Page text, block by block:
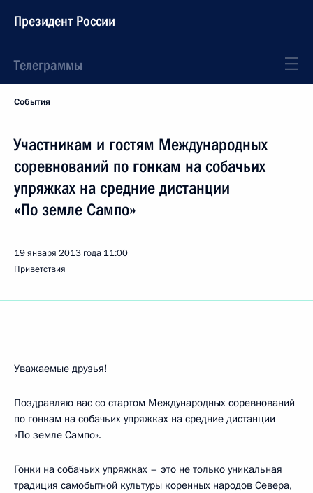
Президент России
Телеграммы
События
Участникам и гостям Международных
соревнований по гонкам на собачьих
упряжках на средние дистанции
«По земле Сампо»
19 января 2013 года 11:00
Приветствия
Уважаемые друзья!
Поздравляю вас со стартом Международных соревнований
по гонкам на собачьих упряжках на средние дистанции
«По земле Сампо».
Гонки на собачьих упряжках – это не только уникальная
традиция самобытной культуры коренных народов Севера,